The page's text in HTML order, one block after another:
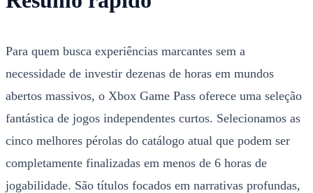
Para quem busca experiências marcantes sem a
necessidade de investir dezenas de horas em mundos
abertos massivos, o Xbox Game Pass oferece uma seleção
fantástica de jogos independentes curtos. Selecionamos as
cinco melhores pérolas do catálogo atual que podem ser
completamente finalizadas em menos de 6 horas de
jogabilidade. São títulos focados em narrativas profundas,